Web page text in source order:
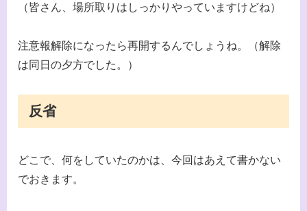
（皆さん、場所取りはしっかりやっていますけどね）
注意報解除になったら再開するんでしょうね。（解除
は同日の夕方でした。）
反省
どこで、何をしていたのかは、今回はあえて書かない
でおきます。